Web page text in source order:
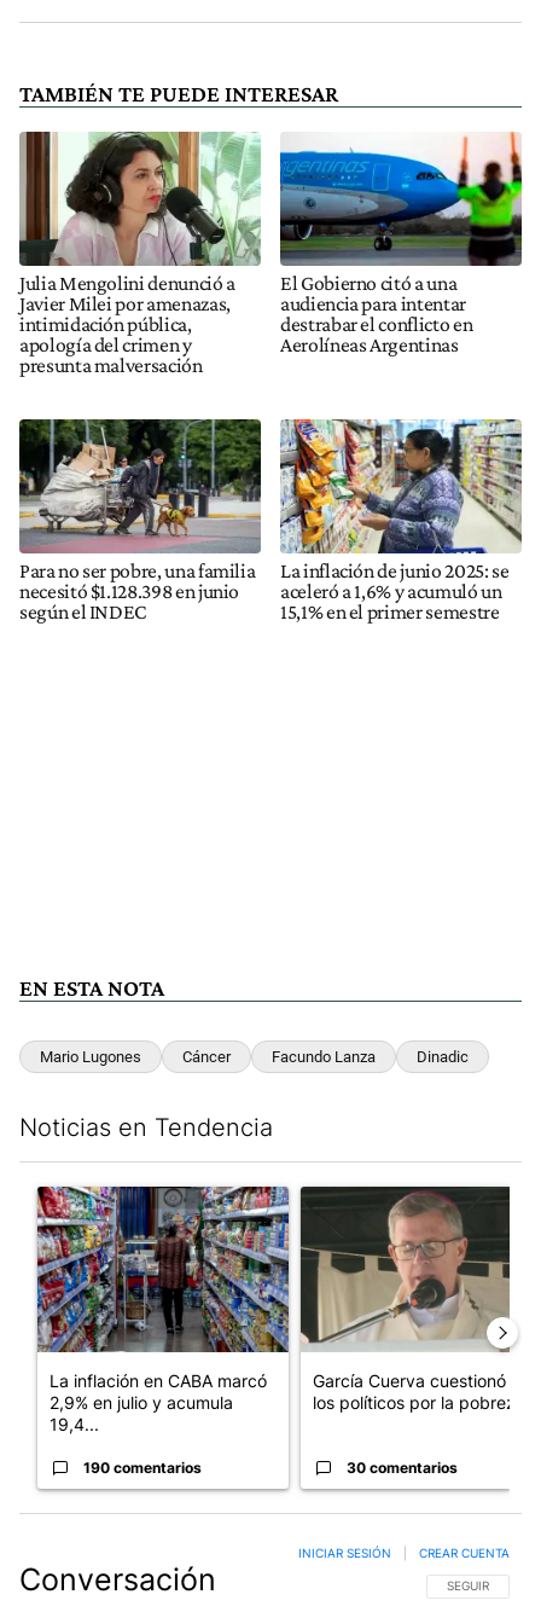
TAMBIÉN TE PUEDE INTERESAR
Julia Mengolini denunció a
Javier Milei por amenazas,
intimidación pública,
apología del crimen y
presunta malversación
El Gobierno citó a una
audiencia para intentar
destrabar el conflicto en
Aerolíneas Argentinas
Para no ser pobre, una familia
necesitó $1.128.398 en junio
según el INDEC
La inflación de junio 2025: se
aceleró a 1,6% y acumuló un
15,1% en el primer semestre
EN ESTA NOTA
Mario Lugones Cáncer Facundo Lanza Dinadic
Noticias en Tendencia
Un artículo de tendencia con el título "La inflación en CABA
La inflación en CABA marcó
2,9% en julio y acumula
19,4...
190 comentarios
Un artículo de tendencia con
García Cuerva cuestionó a
los políticos por la pobreza
30 comentarios
Conversación SIGA ESTA
SEGUIR
INICIAR SESIÓN CREAR CUENTA